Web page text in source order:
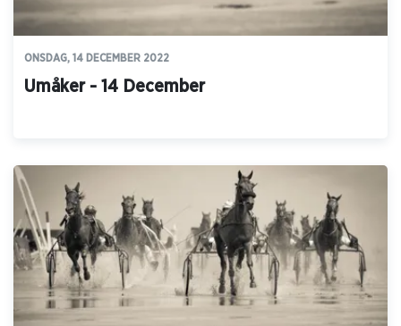
ONSDAG, 14 DECEMBER 2022
Umåker - 14 December